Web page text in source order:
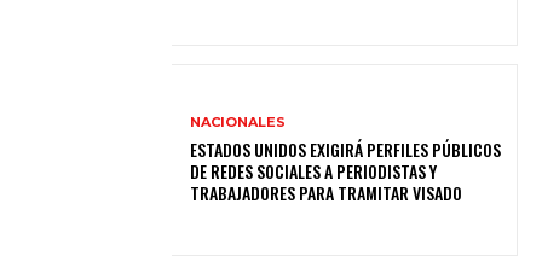
NACIONALES
ESTADOS UNIDOS EXIGIRÁ PERFILES PÚBLICOS
DE REDES SOCIALES A PERIODISTAS Y
TRABAJADORES PARA TRAMITAR VISADO